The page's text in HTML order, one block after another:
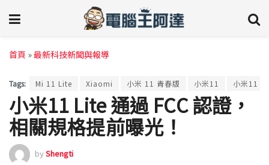
首頁 »最新科技新聞與報導
Tags: Mi 11 Lite Xiaomi 小米 11 青春版 小米11 小米11
小米11 Lite 通過 FCC 認證，
相關規格提前曝光！
byShengti